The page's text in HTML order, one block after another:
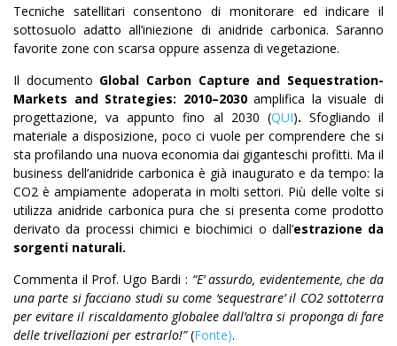
Tecniche satellitari consentono di monitorare ed indicare il
sottosuolo adatto all’iniezione di anidride carbonica. Saranno
favorite zone con scarsa oppure assenza di vegetazione.
Il documento Global Carbon Capture and Sequestration-
Markets and Strategies: 2010–2030amplifica la visuale di
progettazione, va appunto fino al 2030 (QUI). Sfogliando il
materiale a disposizione, poco ci vuole per comprendere che si
sta profilando una nuova economia dai giganteschi profitti. Ma il
business dell’anidride carbonica è già inaugurato e da tempo: la
CO2 è ampiamente adoperata in molti settori. Più delle volte si
utilizza anidride carbonica pura che si presenta come prodotto
derivato da processi chimici e biochimici o dall’estrazione da
sorgenti naturali.
Commenta il Prof. Ugo Bardi : “E’ assurdo, evidentemente, che da
una parte si facciano studi su come ‘sequestrare’ il CO2 sottoterra
per evitare il riscaldamento globalee dall’altra si proponga di fare
delle trivellazioni per estrarlo!”(Fonte).